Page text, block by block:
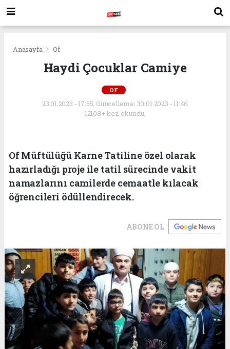
Anasayfa Of
Haydi Çocuklar Camiye
OF
23.01.2023 - 17:55, Güncelleme: 30.01.2023 - 11:46
12108+ kez okundu.
Of Müftülüğü Karne Tatiline özel olarak
hazırladığı proje ile tatil sürecinde vakit
namazlarını camilerde cemaatle kılacak
öğrencileri ödüllendirecek.
ABONE OL